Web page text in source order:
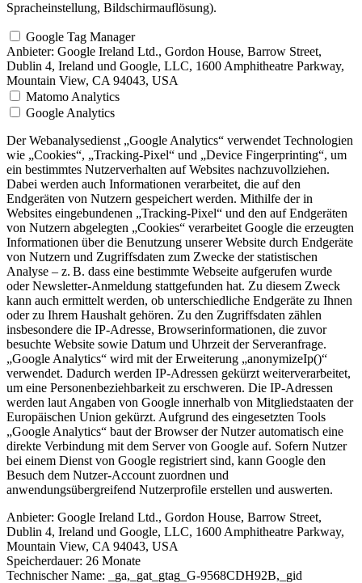
Spracheinstellung, Bildschirmauflösung).
Google Tag Manager
Anbieter: Google Ireland Ltd., Gordon House, Barrow Street,
Dublin 4, Ireland und Google, LLC, 1600 Amphitheatre Parkway,
Mountain View, CA 94043, USA
Matomo Analytics
Google Analytics
Der Webanalysedienst „Google Analytics“ verwendet Technologien
wie „Cookies“, „Tracking-Pixel“ und „Device Fingerprinting“, um
ein bestimmtes Nutzerverhalten auf Websites nachzuvollziehen.
Dabei werden auch Informationen verarbeitet, die auf den
Endgeräten von Nutzern gespeichert werden. Mithilfe der in
Websites eingebundenen „Tracking-Pixel“ und den auf Endgeräten
von Nutzern abgelegten „Cookies“ verarbeitet Google die erzeugten
Informationen über die Benutzung unserer Website durch Endgeräte
von Nutzern und Zugriffsdaten zum Zwecke der statistischen
Analyse – z. B. dass eine bestimmte Webseite aufgerufen wurde
oder Newsletter-Anmeldung stattgefunden hat. Zu diesem Zweck
kann auch ermittelt werden, ob unterschiedliche Endgeräte zu Ihnen
oder zu Ihrem Haushalt gehören. Zu den Zugriffsdaten zählen
insbesondere die IP-Adresse, Browserinformationen, die zuvor
besuchte Website sowie Datum und Uhrzeit der Serveranfrage.
„Google Analytics“ wird mit der Erweiterung „anonymizeIp()“
verwendet. Dadurch werden IP-Adressen gekürzt weiterverarbeitet,
um eine Personenbeziehbarkeit zu erschweren. Die IP-Adressen
werden laut Angaben von Google innerhalb von Mitgliedstaaten der
Europäischen Union gekürzt. Aufgrund des eingesetzten Tools
„Google Analytics“ baut der Browser der Nutzer automatisch eine
direkte Verbindung mit dem Server von Google auf. Sofern Nutzer
bei einem Dienst von Google registriert sind, kann Google den
Besuch dem Nutzer-Account zuordnen und
anwendungsübergreifend Nutzerprofile erstellen und auswerten.
Anbieter: Google Ireland Ltd., Gordon House, Barrow Street,
Dublin 4, Ireland und Google, LLC, 1600 Amphitheatre Parkway,
Mountain View, CA 94043, USA
Speicherdauer: 26 Monate
Technischer Name: _ga,_gat_gtag_G-9568CDH92B,_gid